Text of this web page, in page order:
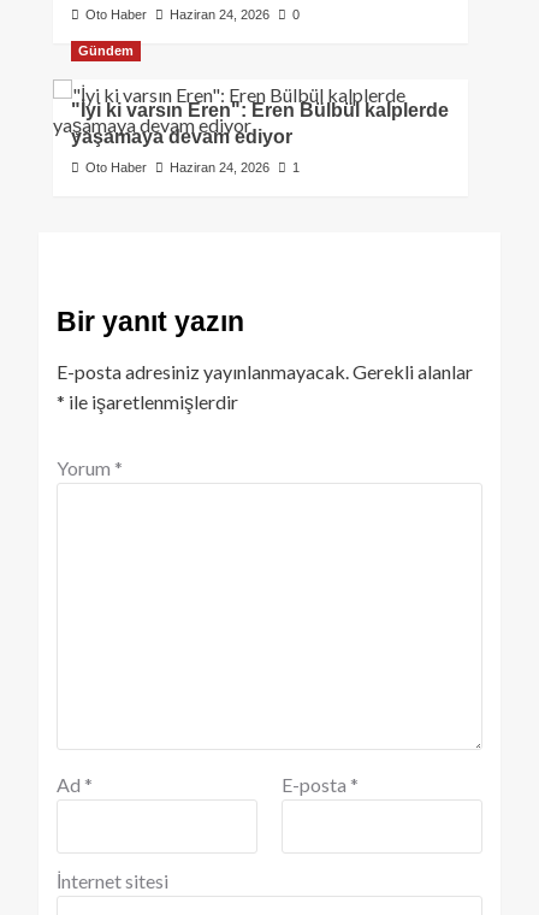
Oto Haber Haziran 24, 2026 0
Gündem
"İyi ki varsın Eren": Eren Bülbül kalplerde
yaşamaya devam ediyor
Oto Haber Haziran 24, 2026 1
Bir yanıt yazın
E-posta adresiniz yayınlanmayacak.Gerekli alanlar
* ile işaretlenmişlerdir
Yorum *
Ad * E-posta *
İnternet sitesi